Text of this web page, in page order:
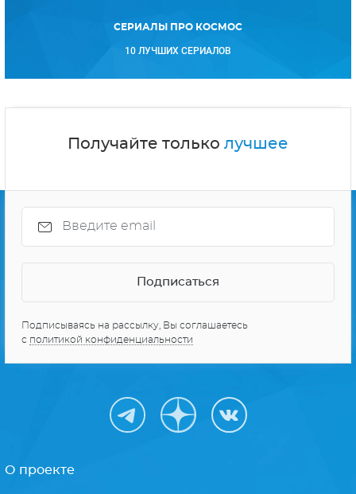
СЕРИАЛЫ ПРО КОСМОС
10 ЛУЧШИХ СЕРИАЛОВ
Получайте только лучшее
Подписываясь на рассылку, Вы соглашаетесь
с политикой конфиденциальности
О проекте